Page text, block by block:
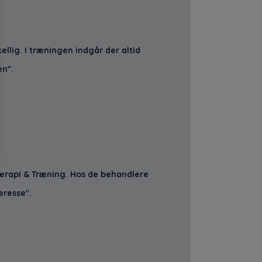
I træningen indgår der altid
& Træning. Hos de behandlere